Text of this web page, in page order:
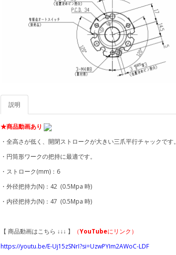
説明
★商品動画あり
・全高さが低く、開閉ストロークが大きい三爪平行チャックです。
・円筒形ワークの把持に最適です。
・ストローク(mm)：6
・外径把持力(N)：42 (0.5Mpa 時)
・内径把持力(N)：47 (0.5Mpa 時)
【 商品動画はこちら ↓↓↓ 】 （YouTubeにリンク）
https://youtu.be/E-Uj15zSNrI?si=UzwPYIm2AWoC-LDF